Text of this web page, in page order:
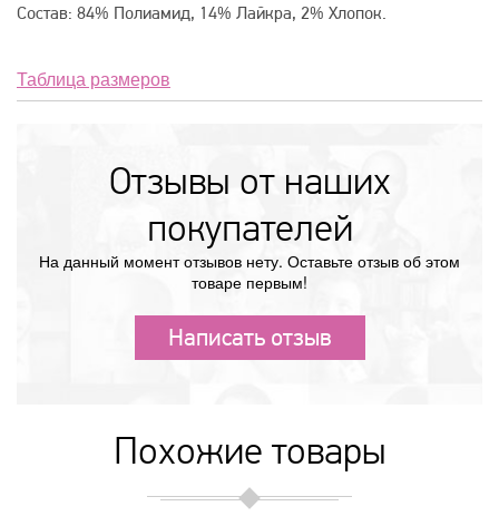
Состав: 84% Полиамид, 14% Лайкра, 2% Хлопок.
Таблица размеров
Отзывы от наших
покупателей
На данный момент отзывов нету. Оставьте отзыв об этом
товаре первым!
Написать отзыв
Похожие товары